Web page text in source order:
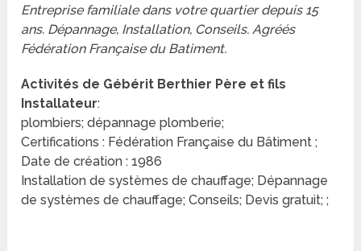
Entreprise familiale dans votre quartier depuis 15
ans. Dépannage, Installation, Conseils. Agréés
Fédération Française du Batiment.
Activités de Gébérit Berthier Père et fils
Installateur:
plombiers; dépannage plomberie;
Certifications : Fédération Française du Bâtiment ;
Date de création : 1986
Installation de systèmes de chauffage; Dépannage
de systèmes de chauffage; Conseils; Devis gratuit; ;